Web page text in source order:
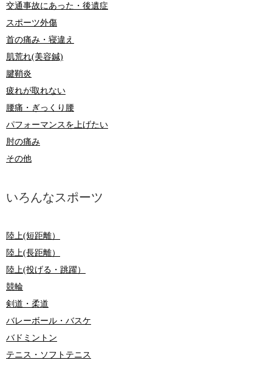
交通事故にあった・後遺症
スポーツ外傷
首の痛み・寝違え
肌荒れ(美容鍼)
腱鞘炎
疲れが取れない
腰痛・ぎっくり腰
パフォーマンスを上げたい
肘の痛み
その他
いろんなスポーツ
陸上(短距離）
陸上(長距離）
陸上(投げる・跳躍）
競輪
剣道・柔道
バレーボール・バスケ
バドミントン
テニス・ソフトテニス